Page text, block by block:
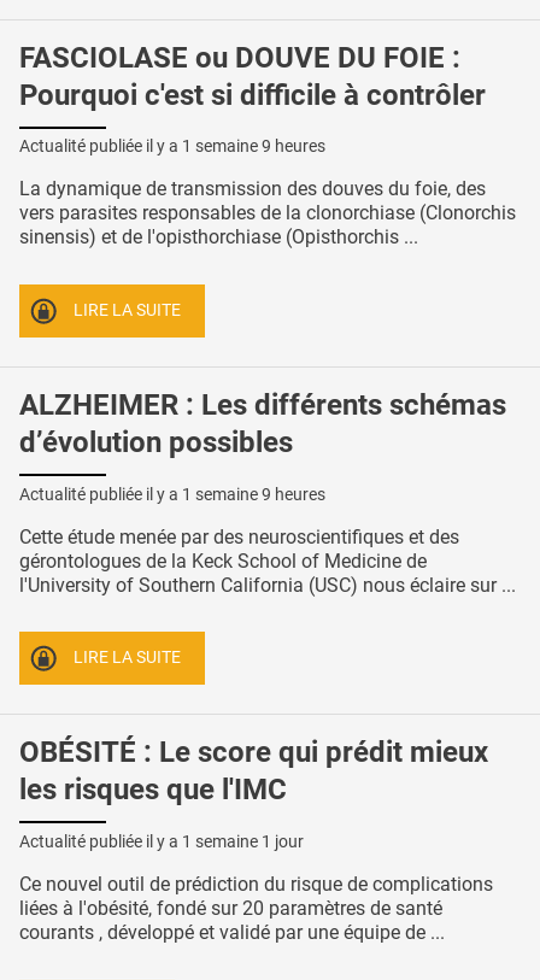
FASCIOLASE ou DOUVE DU FOIE :
Pourquoi c'est si difficile à contrôler
Actualité publiée il y a 1 semaine 9 heures
La dynamique de transmission des douves du foie, des
vers parasites responsables de la clonorchiase (Clonorchis
sinensis) et de l'opisthorchiase (Opisthorchis ...
LIRE LA SUITE
ALZHEIMER : Les différents schémas
d’évolution possibles
Actualité publiée il y a 1 semaine 9 heures
Cette étude menée par des neuroscientifiques et des
gérontologues de la Keck School of Medicine de
l'University of Southern California (USC) nous éclaire sur ...
LIRE LA SUITE
OBÉSITÉ : Le score qui prédit mieux
les risques que l'IMC
Actualité publiée il y a 1 semaine 1 jour
Ce nouvel outil de prédiction du risque de complications
liées à l'obésité, fondé sur 20 paramètres de santé
courants , développé et validé par une équipe de ...